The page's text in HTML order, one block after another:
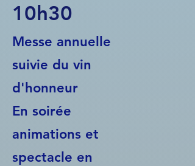
10h30
Messe annuelle
suivie du vin
d'honneur
En soirée
animations et
spectacle en